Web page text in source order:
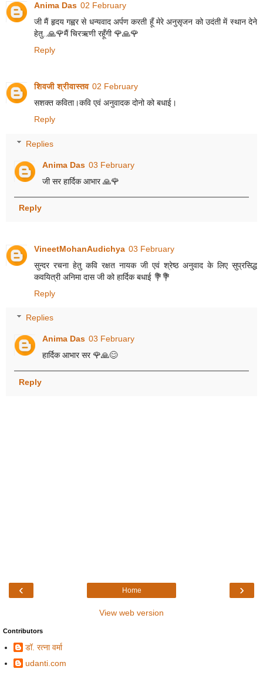
Anima Das 02 February
जी मैं हृदय गह्वर से धन्यवाद अर्पण करती हूँ मेरे अनुसृजन को उदंती में स्थान देने
हेतु..🙏🌹मैं चिरऋणी रहूँगी 🌹🙏🌹
Reply
शिवजी श्रीवास्तव 02 February
सशक्त कविता।कवि एवं अनुवादक दोनो को बधाई।
Reply
Replies
Anima Das 03 February
जी सर हार्दिक आभार 🙏🌹
Reply
VineetMohanAudichya 03 February
सुन्दर रचना हेतु कवि रक्षत नायक जी एवं श्रेष्ठ अनुवाद के लिए सुप्रसिद्ध
कवयित्री अनिमा दास जी को हार्दिक बधाई 💐💐
Reply
Replies
Anima Das 03 February
हार्दिक आभार सर 🌹🙏😊
Reply
‹ ›
Home
View web version
Contributors
डॉ. रत्ना वर्मा
udanti.com